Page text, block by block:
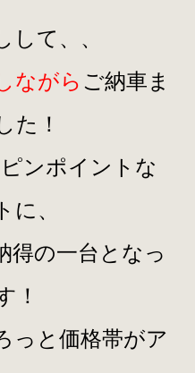
して、、
ながら ご納車ま
た！
ピンポイントな
に、
得の一台となっ
！
っと価格帯がア